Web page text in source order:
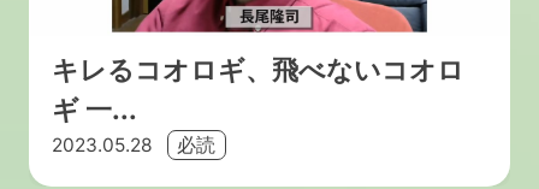
キレるコオロギ、飛べないコオロ
ギ 一...
2023.05.28 必読